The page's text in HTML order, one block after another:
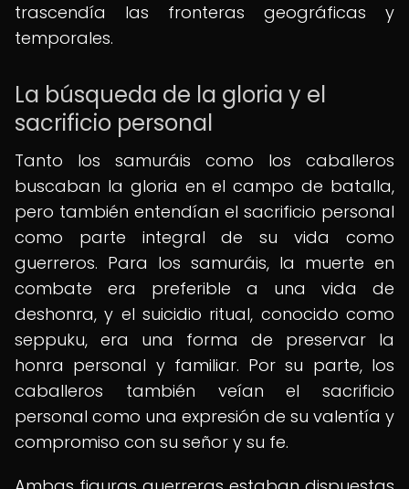
trascendía las fronteras geográficas y
temporales.
La búsqueda de la gloria y el
sacrificio personal
Tanto los samuráis como los caballeros
buscaban la gloria en el campo de batalla,
pero también entendían el sacrificio personal
como parte integral de su vida como
guerreros. Para los samuráis, la muerte en
combate era preferible a una vida de
deshonra, y el suicidio ritual, conocido como
seppuku, era una forma de preservar la
honra personal y familiar. Por su parte, los
caballeros también veían el sacrificio
personal como una expresión de su valentía y
compromiso con su señor y su fe.